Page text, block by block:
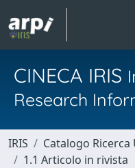
CINECA IRIS
Research
IRIS Catalogo Ricerca
1.1 Articolo in rivista